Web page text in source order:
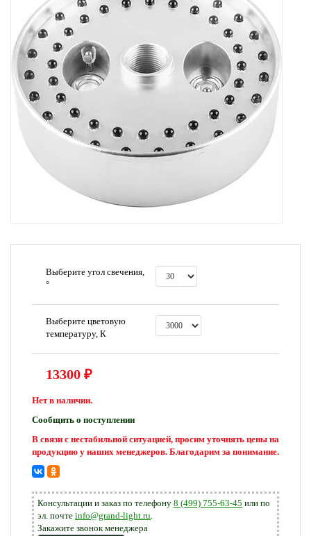
Выберите угол свечения,
°
Выберите цветовую
температуру, К
13300 ₽
Нет в наличии.
Сообщить о поступлении
В связи с нестабильной ситуацией, просим уточнять цены на
продукцию у наших менеджеров. Благодарим за понимание.
Консультации и заказ по телефону 8 (499) 755-63-45 или по
эл. почте info@grand-light.ru.
Закажите звонок менеджера